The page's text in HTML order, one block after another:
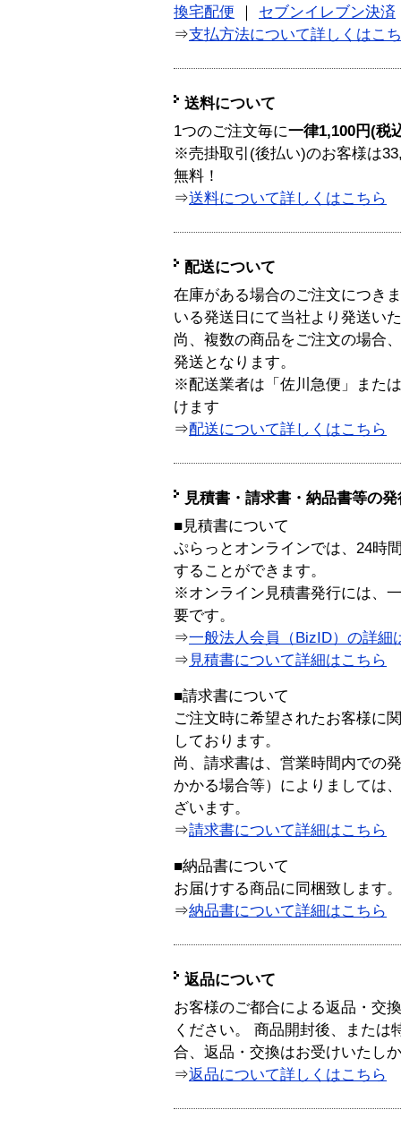
換宅配便
セブンイレブン決済
⇒支払方法について詳しくはこ
送料について
1つのご注文毎に一律1,100円(税
※売掛取引(後払い)のお客様は
無料！
⇒送料について詳しくはこちら
配送について
在庫がある場合のご注文につき
いる発送日にて当社より発送い
尚、複数の商品をご注文の場合
発送となります。
※配送業者は「佐川急便」また
けます
⇒配送について詳しくはこちら
見積書・請求書・納品書等の
■見積書について
ぷらっとオンラインでは、24時
することができます。
※オンライン見積書発行には、
要です。
⇒一般法人会員（BizID）の詳細
⇒ 見積書について詳細はこちら
■請求書について
ご注文時に希望されたお客様に
しております。
尚、請求書は、営業時間内での
かかる場合等）によりましては
ざいます。
⇒請求書について詳細はこちら
■納品書について
お届けする商品に同梱致します。
⇒納品書について詳細はこちら
返品について
お客様のご都合による返品・交
ください。 商品開封後、または
合、返品・交換はお受けいたし
⇒返品について詳しくはこちら